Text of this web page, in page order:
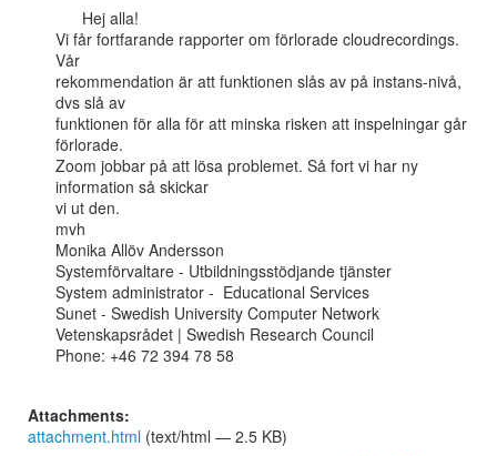
Vi får fortfarande rapporter om förlorade cloudrecordings.
Vår
rekommendation är att funktionen slås av på instans-nivå,
dvs slå av
funktionen för alla för att minska risken att inspelningar går
förlorade.
Zoom jobbar på att lösa problemet. Så fort vi har ny
information så skickar
vi ut den.
mvh
Monika Allöv Andersson
Systemförvaltare - Utbildningsstödjande tjänster
System administrator -  Educational Services
Sunet - Swedish University Computer Network
Vetenskapsrådet | Swedish Research Council
Phone: +46 72 394 78 58
Attachments:
attachment.html (text/html — 2.5 KB)